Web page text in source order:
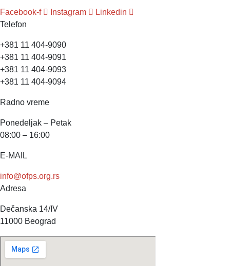
Facebook-f Instagram
Linkedin
Telefon
+381 11 404-9090
+381 11 404-9091
+381 11 404-9093
+381 11 404-9094
Radno vreme
Ponedeljak – Petak
08:00 – 16:00
E-MAIL
info@ofps.org.rs
Adresa
Dečanska 14/IV
11000 Beograd